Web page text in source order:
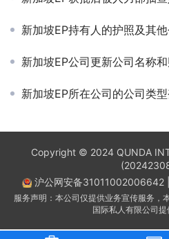
新加坡EP持有人的护照及其他个
新加坡EP公司更新公司名称和
新加坡EP所在公司的公司类
Copyright © 2024 QUNDA
沪公网安备31011002006642|
服务声明：本公司仅提供业务宣传服务，
国际私人有限公司提